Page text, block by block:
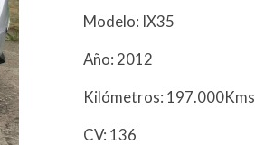
Modelo: IX35
Año: 2012
Kilómetros: 197.000Kms
CV: 136